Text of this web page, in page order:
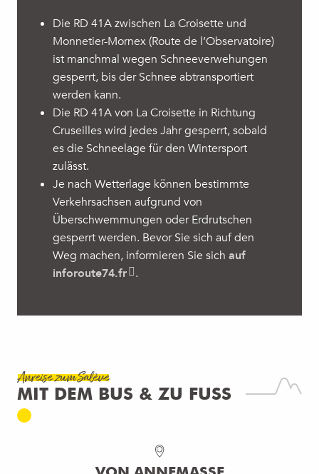
Die RD 41A zwischen La Croisette und
Monnetier-Mornex (Route de l’Observatoire)
ist manchmal wegen Schneeverwehungen
gesperrt, bis der Schnee abtransportiert
werden kann.
Die RD 41A von La Croisette in Richtung
Cruseilles wird jedes Jahr gesperrt, sobald
es die Schneelage für den Wintersport
zulässt.
Je nach Wetterlage können bestimmte
Verkehrsachsen aufgrund von
Überschwemmungen oder Erdrutschen
gesperrt werden. Bevor Sie sich auf den
Weg machen, informieren Sie sich auf
inforoute74.fr .
Anreise zum Salève
MIT DEM BUS & ZU FUSS